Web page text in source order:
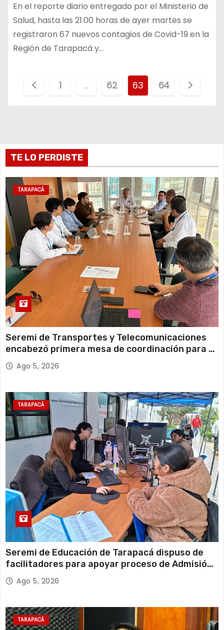
En el reporte diario entregado por el Ministerio de
Salud, hasta las 21:00 horas de ayer martes se
registraron 67 nuevos contagios de Covid-19 en la
Región de Tarapacá y…
i
n
a
c
i
ó
n
d
e
e
n
r
a
d
a
s
1 … 62 63 64
TE LO PERDISTE
TARAPACÁ
Seremi de Transportes y Telecomunicaciones
encabezó primera mesa de coordinación para el
retiro de cables en desuso en Iquique
Ago 5, 2026
TARAPACÁ
Seremi de Educación de Tarapacá dispuso de
facilitadores para apoyar proceso de Admisión
Escolar 2027
Ago 5, 2026
TARAPACÁ